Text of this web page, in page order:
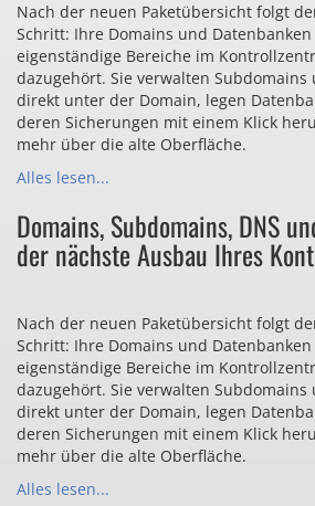
Nach der neuen Paketübersicht folgt
Schritt: Ihre Domains und
eigenständige Bereiche im
dazugehört. Sie verwalten Subdomains
direkt unter der Domain, legen
deren Sicherungen mit einem Klick
mehr über die alte Oberfläche.
Alles lesen...
Domains, Subdomains, DNS
der nächste Ausbau Ihres
Nach der neuen Paketübersicht folgt
Schritt: Ihre Domains und
eigenständige Bereiche im
dazugehört. Sie verwalten Subdomains
direkt unter der Domain, legen
deren Sicherungen mit einem Klick
mehr über die alte Oberfläche.
Alles lesen...